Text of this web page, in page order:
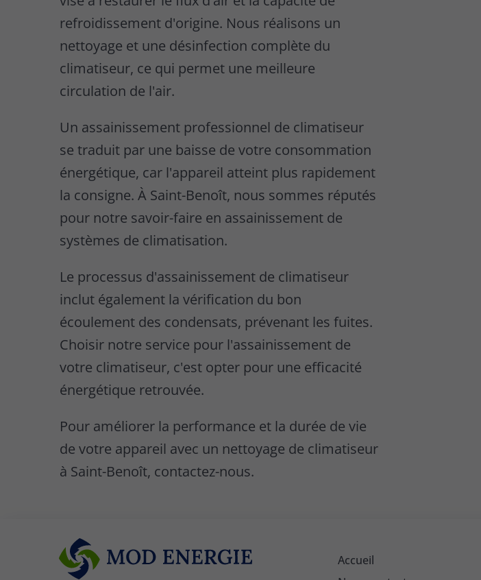
refroidissement d'origine. Nous réalisons un
nettoyage et une désinfection complète du
climatiseur, ce qui permet une meilleure
circulation de l'air.
Un assainissement professionnel de climatiseur
se traduit par une baisse de votre consommation
énergétique, car l'appareil atteint plus rapidement
la consigne. À Saint-Benoît, nous sommes réputés
pour notre savoir-faire en assainissement de
systèmes de climatisation.
Le processus d'assainissement de climatiseur
inclut également la vérification du bon
écoulement des condensats, prévenant les fuites.
Choisir notre service pour l'assainissement de
votre climatiseur, c'est opter pour une efficacité
énergétique retrouvée.
Pour améliorer la performance et la durée de vie
de votre appareil avec un nettoyage de climatiseur
à Saint-Benoît, contactez-nous.
Accueil